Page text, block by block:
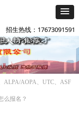
招生热线：17673091591
添加企微咨询
ALPA/AOPA、UTC、ASF
么报名？